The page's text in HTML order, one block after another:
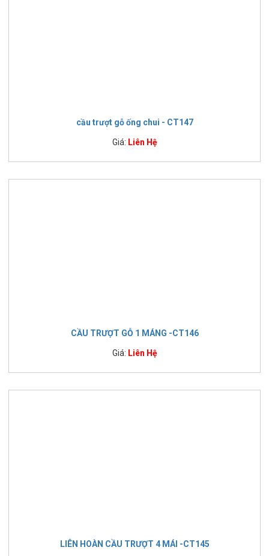
cầu trượt gỗ ống chui - CT147
Giá: Liên Hệ
CẦU TRƯỢT GỖ 1 MÁNG -CT146
Giá: Liên Hệ
LIÊN HOÀN CẦU TRƯỢT 4 MÁI -CT145